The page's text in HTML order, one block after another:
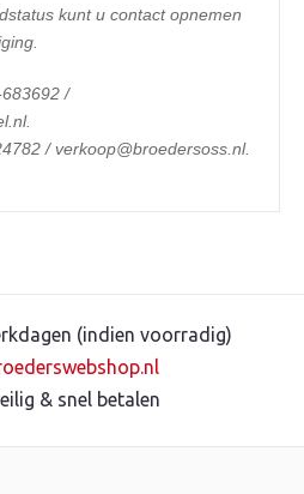
kunt u contact opnemen
/
/ verkoop@broedersoss.nl.
(indien voorradig)
& snel betalen